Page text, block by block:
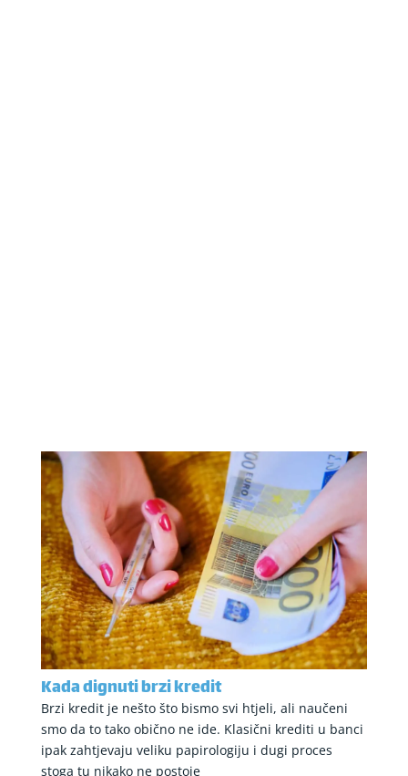
Kada dignuti brzi kredit
Brzi kredit je nešto što bismo svi htjeli, ali naučeni
smo da to tako obično ne ide. Klasični krediti u banci
ipak zahtjevaju veliku papirologiju i dugi proces
stoga tu nikako ne postoje